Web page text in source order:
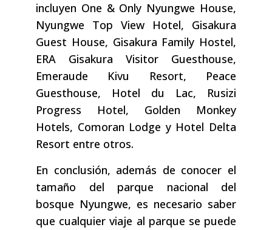
incluyen One & Only Nyungwe House,
Nyungwe Top View Hotel, Gisakura
Guest House, Gisakura Family Hostel,
ERA Gisakura Visitor Guesthouse,
Emeraude Kivu Resort, Peace
Guesthouse, Hotel du Lac, Rusizi
Progress Hotel, Golden Monkey
Hotels, Comoran Lodge y Hotel Delta
Resort entre otros.
En conclusión, además de conocer el
tamaño del parque nacional del
bosque Nyungwe, es necesario saber
que cualquier viaje al parque se puede